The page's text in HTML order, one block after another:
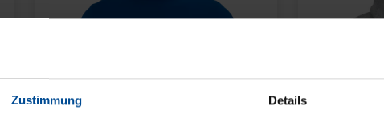
Zustimmung Details